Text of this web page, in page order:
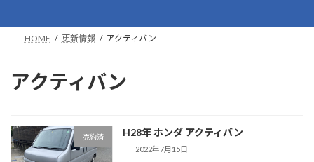
HOME 更新情報 アクティバン
アクティバン
売約済 H28年 ホンダ アクティバン
2022年7月15日